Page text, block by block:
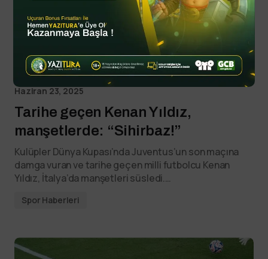
Haziran 23, 2025
Tarihe geçen Kenan Yıldız,
manşetlerde: “Sihirbaz!”
Kulüpler Dünya Kupası’nda Juventus’un son maçına
damga vuran ve tarihe geçen milli futbolcu Kenan
Yıldız, İtalya’da manşetleri süsledi.…
Spor Haberleri